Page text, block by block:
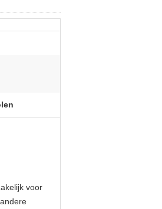
voor